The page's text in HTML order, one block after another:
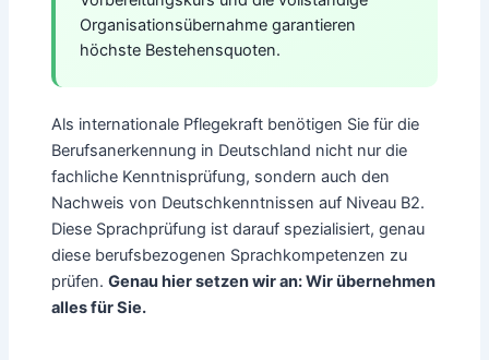
Organisationsübernahme garantieren
höchste Bestehensquoten.
Als internationale Pflegekraft benötigen Sie für die
Berufsanerkennung in Deutschland nicht nur die
fachliche Kenntnisprüfung, sondern auch den
Nachweis von Deutschkenntnissen auf Niveau B2.
Diese Sprachprüfung ist darauf spezialisiert, genau
diese berufsbezogenen Sprachkompetenzen zu
prüfen.Genau hier setzen wir an: Wir übernehmen
alles für Sie.